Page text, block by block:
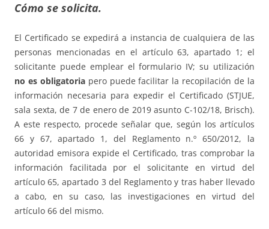
Cómo se solicita.
El Certificado se expedirá a instancia de cualquiera de las
personas mencionadas en el artículo 63, apartado 1; el
solicitante puede emplear el formulario IV; su utilización
no es obligatoriapero puede facilitar la recopilación de la
información necesaria para expedir el Certificado (STJUE,
sala sexta, de 7 de enero de 2019 asunto C-102/18, Brisch).
A este respecto, procede señalar que, según los artículos
66 y 67, apartado 1, del Reglamento n.º 650/2012, la
autoridad emisora expide el Certificado, tras comprobar la
información facilitada por el solicitante en virtud del
artículo 65, apartado 3 del Reglamento y tras haber llevado
a cabo, en su caso, las investigaciones en virtud del
artículo 66 del mismo.